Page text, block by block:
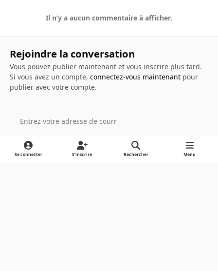
Il n’y a aucun commentaire à afficher.
Rejoindre la conversation
Vous pouvez publier maintenant et vous inscrire plus tard.
Si vous avez un compte, connectez-vous maintenantpour
publier avec votre compte.
Ajouter un commentaire…
Se connecter S’inscrire Rechercher Menu